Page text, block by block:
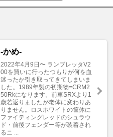
-かめ-
2022年4月9日〜 ランブレッタV2
00を買いに行ったつもりが何を血
迷ったか引き取ってきてしまいま
した。1989年製の初期物=CRM2
50Rkになります。前車SRXより1
歳若返りましたが老体に変わりあ
りません。ロスホワイトの筐体に
ファイティングレッドのシュラウ
ド・前後フェンダー等が装着され
るニ ...